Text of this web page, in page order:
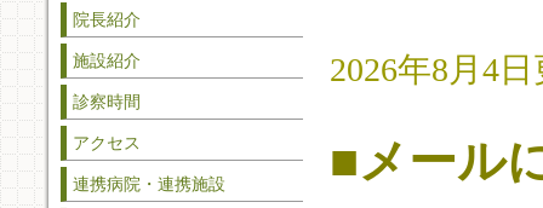
2026年8月4
■メール
院長紹介
施設紹介
診察時間
アクセス
連携病院・連携施設